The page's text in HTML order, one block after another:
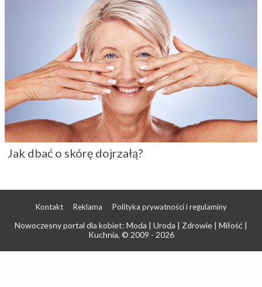
Jak dbać o skórę dojrzałą?
Kontakt Reklama Polityka prywatności i regulaminy
Nowoczesny portal dla kobiet: Moda | Uroda | Zdrowie | Miłość |
Kuchnia, © 2009 - 2026